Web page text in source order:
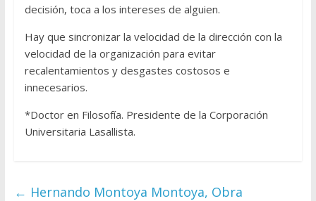
decisión, toca a los intereses de alguien.
Hay que sincronizar la velocidad de la dirección con la
velocidad de la organización para evitar
recalentamientos y desgastes costosos e
innecesarios.
*Doctor en Filosofía. Presidente de la Corporación
Universitaria Lasallista.
← Hernando Montoya Montoya, Obra